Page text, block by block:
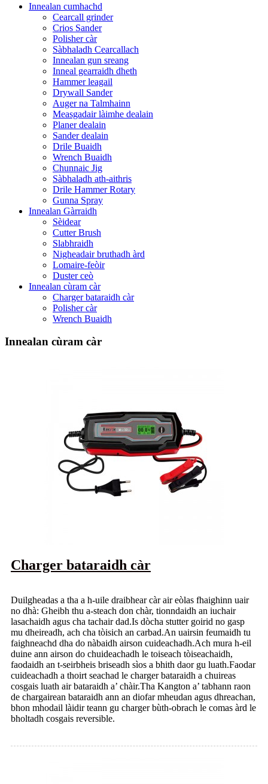
Innealan cumhachd
Cearcall grinder
Crios Sander
Polisher càr
Sàbhaladh Cearcallach
Innealan gun sreang
Inneal gearraidh dheth
Hammer leagail
Drywall Sander
Auger na Talmhainn
Measgadair làimhe dealain
Planer dealain
Sander dealain
Drile Buaidh
Wrench Buaidh
Chunnaic Jig
Sàbhaladh ath-aithris
Drile Hammer Rotary
Gunna Spray
Innealan Gàrraidh
Sèidear
Cutter Brush
Slabhraidh
Nigheadair bruthadh àrd
Lomaire-feòir
Duster ceò
Innealan cùram càr
Charger bataraidh càr
Polisher càr
Wrench Buaidh
Innealan cùram càr
Charger bataraidh càr
Duilgheadas a tha a h-uile draibhear càr air eòlas fhaighinn uair
no dhà: Gheibh thu a-steach don chàr, tionndaidh an iuchair
lasachaidh agus cha tachair dad.Is dòcha stutter goirid no gasp
mu dheireadh, ach cha tòisich an carbad.An uairsin feumaidh tu
faighneachd dha do nàbaidh airson cuideachadh.Ach mura h-eil
duine ann airson do chuideachadh le toiseach tòiseachaidh,
faodaidh an t-seirbheis briseadh sìos a bhith daor gu luath.Faodar
cuideachadh a thoirt seachad le charger bataraidh a chuireas
cosgais luath air bataraidh a’ chàir.Tha Kangton a’ tabhann raon
de chargairean bataraidh ann an diofar mheudan agus dhreachan,
bhon mhodail làidir teann gu charger bùth-obrach le comas àrd le
bholtadh cosgais reversible.